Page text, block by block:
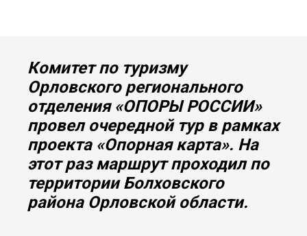
Комитет по туризму
Орловского регионального
отделения «ОПОРЫ РОССИИ»
провел очередной тур в рамках
проекта «Опорная карта». На
этот раз маршрут проходил по
территории Болховского
района Орловской области.